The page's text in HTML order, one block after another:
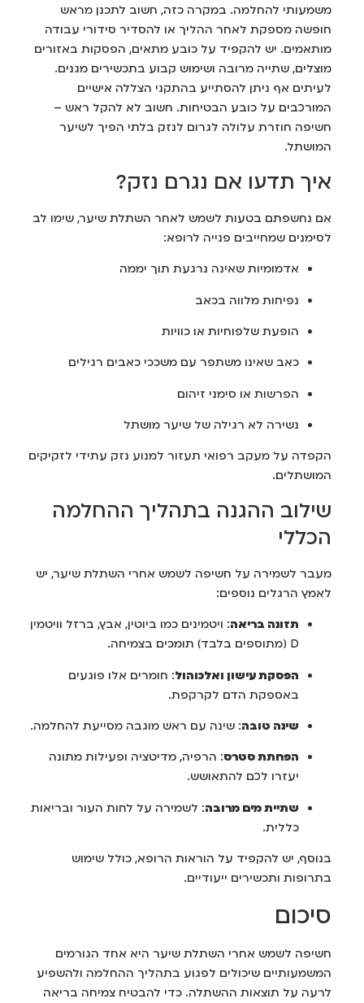
משמעותי להחלמה. במקרה כזה, חשוב לתכנן מראש
חופשה מספקת לאחר ההליך או להסדיר סידורי עבודה
מותאמים. יש להקפיד על כובע מתאים, הפסקות באזורים
מוצלים, שתייה מרובה ושימוש קבוע בתכשירים מגנים.
לעיתים אף ניתן להסתייע בהתקני הצללה אישיים
המורכבים על כובע הבטיחות. חשוב לא להקל ראש –
חשיפה חוזרת עלולה לגרום לנזק בלתי הפיך לשיער
המושתל.
איך תדעו אם נגרם נזק?
אם נחשפתם בטעות לשמש לאחר השתלת שיער, שימו לב
לסימנים שמחייבים פנייה לרופא:
אדמומיות שאינה נרגעת תוך יממה
נפיחות מלווה בכאב
הופעת שלפוחיות או כוויות
כאב שאינו משתפר עם משככי כאבים רגילים
הפרשות או סימני זיהום
נשירה לא רגילה של שיער מושתל
הקפדה על מעקב רפואי תעזור למנוע נזק עתידי לזקיקים
המושתלים.
שילוב ההגנה בתהליך ההחלמה
הכללי
מעבר לשמירה על חשיפה לשמש אחרי השתלת שיער, יש
לאמץ הרגלים נוספים:
תזונה בריאה: ויטמינים כמו ביוטין, אבץ, ברזל וויטמין
הפסקת עישון ואלכוהול: חומרים אלו פוגעים
באספקת הדם לקרקפת.
שינה טובה: שינה עם ראש מוגבה מסייעת להחלמה.
הפחתת סטרס: הרפיה, מדיטציה ופעילות מתונה
יעזרו לכם להתאושש.
שתיית מים מרובה: לשמירה על לחות העור ובריאות
כללית.
בנוסף, יש להקפיד על הוראות הרופא, כולל שימוש
בתרופות ותכשירים ייעודיים.
סיכום
חשיפה לשמש אחרי השתלת שיער היא אחד הגורמים
המשמעותיים שיכולים לפגוע בתהליך ההחלמה ולהשפיע
לרעה על תוצאות ההשתלה. כדי להבטיח צמיחה בריאה